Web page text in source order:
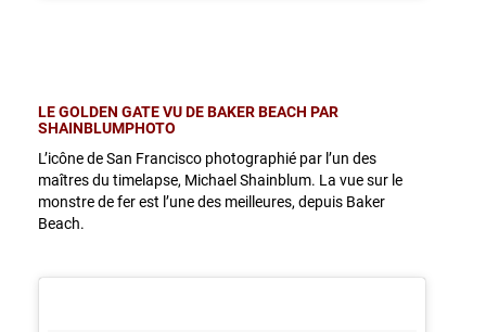
LE GOLDEN GATE VU DE BAKER BEACH PAR
SHAINBLUMPHOTO
L’icône de San Francisco photographié par l’un des
maîtres du timelapse, Michael Shainblum. La vue sur le
monstre de fer est l’une des meilleures, depuis Baker
Beach.